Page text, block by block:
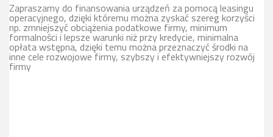
Zapraszamy do finansowania urządzeń za pomocą leasingu
operacyjnego, dzięki któremu można zyskać szereg korzyści
np. zmniejszyć obciążenia podatkowe firmy, minimum
formalności i lepsze warunki niż przy kredycie, minimalna
opłata wstępna, dzięki temu można przeznaczyć środki na
inne cele rozwojowe firmy, szybszy i efektywniejszy rozwój
firmy